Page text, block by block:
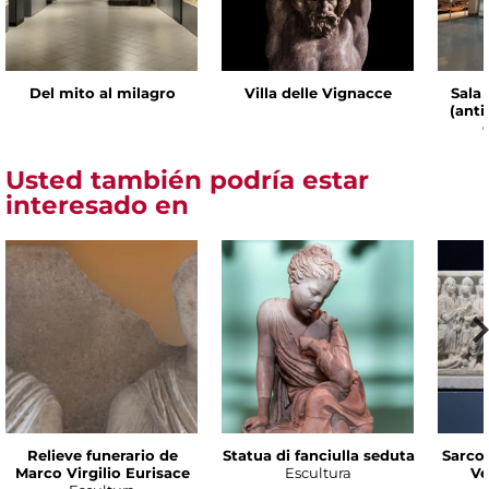
Del mito al milagro Villa delle Vignacce
Sala
Usted también podría estar
interesado en
Relieve funerario de
Marco Virgilio Eurisace
Statua di fanciulla seduta
Escultura